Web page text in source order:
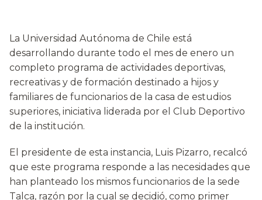
La Universidad Autónoma de Chile está
desarrollando durante todo el mes de enero un
completo programa de actividades deportivas,
recreativas y de formación destinado a hijos y
familiares de funcionarios de la casa de estudios
superiores, iniciativa liderada por el Club Deportivo
de la institución.
El presidente de esta instancia, Luis Pizarro, recalcó
que este programa responde a las necesidades que
han planteado los mismos funcionarios de la sede
Talca, razón por la cual se decidió, como primer